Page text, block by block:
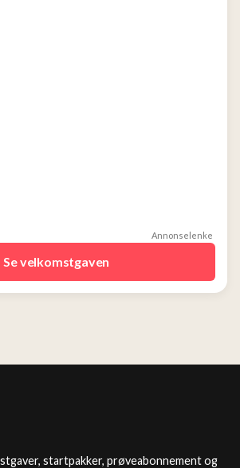
Annonselenke
Se velkomstgaven
startpakker, prøveabonnement og